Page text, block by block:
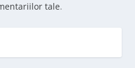
tale.